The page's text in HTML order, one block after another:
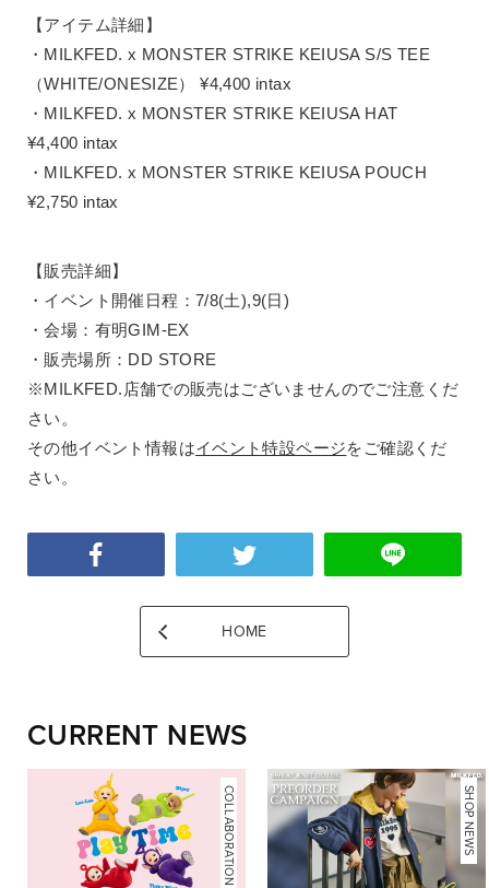
【アイテム詳細】
・MILKFED. x MONSTER STRIKE KEIUSA S/S TEE
（WHITE/ONESIZE） ¥4,400 intax
・MILKFED. x MONSTER STRIKE KEIUSA HAT
¥4,400 intax
・MILKFED. x MONSTER STRIKE KEIUSA POUCH
¥2,750 intax
【販売詳細】
・イベント開催日程：7/8(土),9(日)
・会場：有明GIM-EX
・販売場所：DD STORE
※MILKFED.店舗での販売はございませんのでご注意くだ
さい。
その他イベント情報はイベント特設ページをご確認くだ
さい。
HOME
CURRENT NEWS
COLLABORATION NEWS
SHOP NEWS